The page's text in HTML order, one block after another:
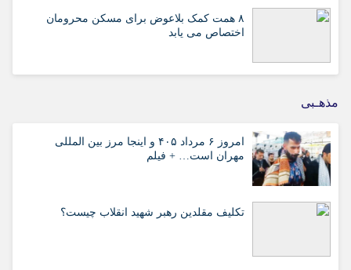
۸ همت کمک بلاعوض برای مسکن محرومان
اختصاص می یابد
مذهـبی
امروز ۶ مرداد ۴۰۵ و اینجا مرز بین المللی
مهران است… + فیلم
تکلیف مقلدین رهبر شهید انقلاب چیست؟